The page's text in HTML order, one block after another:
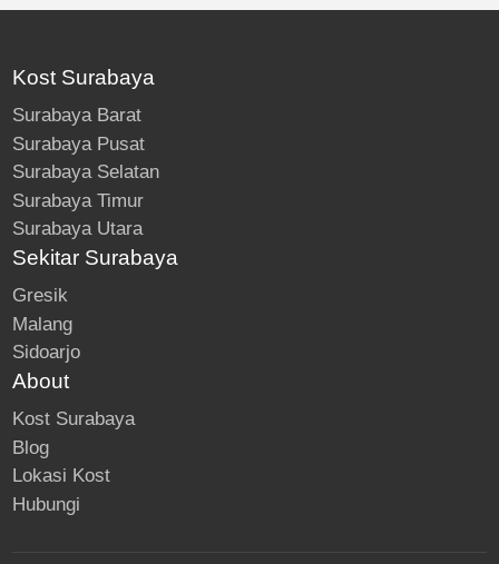
Kost Surabaya
Surabaya Barat
Surabaya Pusat
Surabaya Selatan
Surabaya Timur
Surabaya Utara
Sekitar Surabaya
Gresik
Malang
Sidoarjo
About
Kost Surabaya
Blog
Lokasi Kost
Hubungi